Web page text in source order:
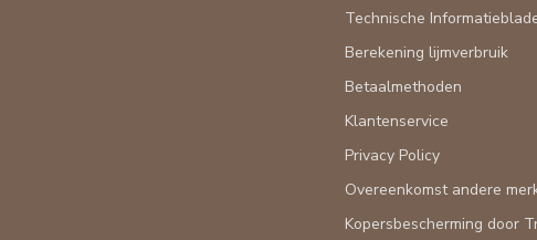
Technische
Berekening lijmverbruik
Betaalmethoden
Klantenservice
Privacy Policy
Overeenkomst andere
Kopersbescherming door